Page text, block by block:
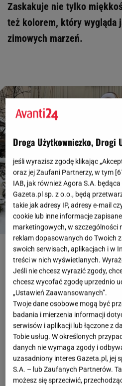
Zaskakuje nie tylko
też kolorem, który wygląda
zimowych marzeń.
Fot. Instagram / @kate_motovilova
OTWÓRZ
Zimaniemusibyć szara i
element garderoby, który
poprawi nastrój nawet w
dzień. Takie właśnie są
miękkie i przede
udowadnia, że zimowe
praktyczne, ale też
Droga Użytkowniczko, Drogi
jeśli wyrazisz zgodę klikając
oraz jej Zaufani Partnerzy, w tym [
IAB, jak również Agora S.A.
Gazeta.pl sp. z o.o., będą
takie jak adresy IP, adresy e-mail
cookie lub inne informacje
marketingowych, w szczególności
reklam dopasowanych do Twoich
swoich serwisach, aplikacjach i w
treści w nich wyświetlanych.
Jeśli nie chcesz wyrazić zgody,
chcesz wycofać zgodę uprzednio
„Ustawień Zaawansowanych”.
Twoje dane osobowe mogą być
badania i mierzenia informacji
serwisów i aplikacji lub łączone z
Tobie usług. W określonych
danych nie wymaga zgody i
uzasadniony interes Gazeta.pl, jej
S.A. – lub Zaufanych Partnerów.
możesz się sprzeciwić,